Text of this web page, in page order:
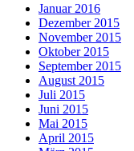
Januar 2016
Dezember 2015
November 2015
Oktober 2015
September 2015
August 2015
Juli 2015
Juni 2015
Mai 2015
April 2015